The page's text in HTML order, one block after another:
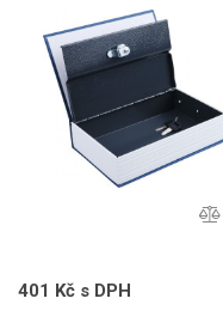
401 Kč s DPH